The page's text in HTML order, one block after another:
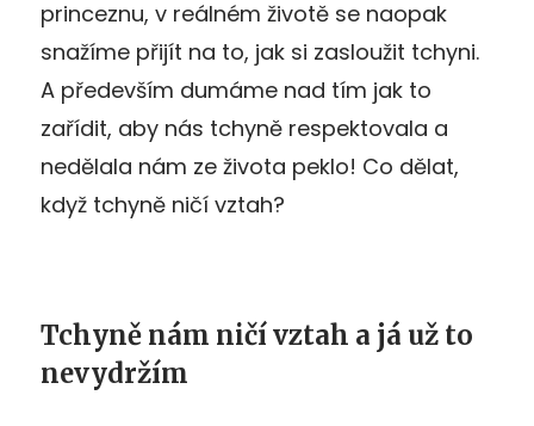
princeznu, v reálném životě se naopak
snažíme přijít na to, jak si zasloužit tchyni.
A především dumáme nad tím jak to
zařídit, aby nás tchyně respektovala a
nedělala nám ze života peklo! Co dělat,
když tchyně ničí vztah?
Tchyně nám ničí vztah a já už to
nevydržím